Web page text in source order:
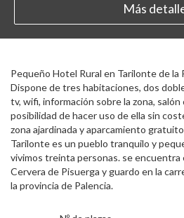
Más
Pequeño Hotel Rural en Tarilonte de la
Dispone de tres habitaciones, dos
tv, wifi, información sobre la zona, salón
posibilidad de hacer uso de ella sin
zona ajardinada y aparcamiento
Tarilonte es un pueblo tranquilo y
vivimos treinta personas. se encuentra
Cervera de Pisuerga y guardo en la
la provincia de Palencia.